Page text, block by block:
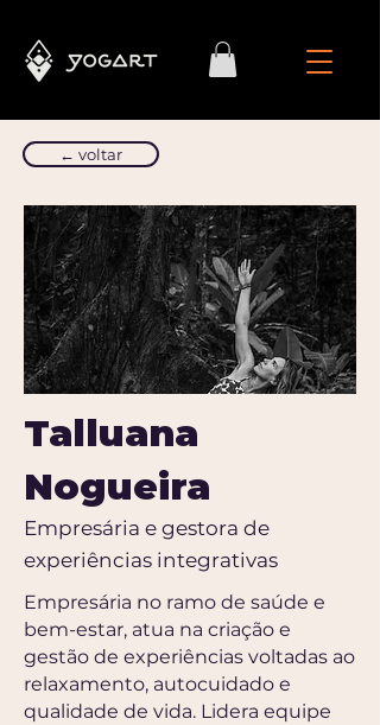
← voltar
Talluana
Nogueira
Empresária e gestora de
experiências integrativas
Empresária no ramo de saúde e
bem-estar, atua na criação e
gestão de experiências voltadas ao
relaxamento, autocuidado e
qualidade de vida. Lidera equipe